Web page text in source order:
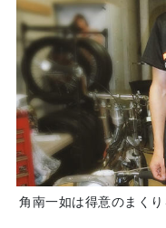
角南一如は得意のまく